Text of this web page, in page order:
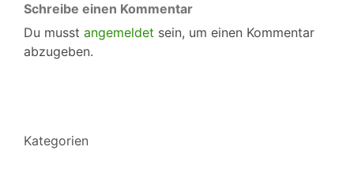
Schreibe einen Kommentar
Du musst angemeldet sein, um einen Kommentar
abzugeben.
Kategorien